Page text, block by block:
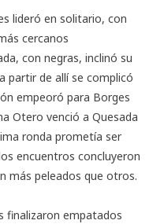
lideró en solitario, con
cercanos
con negras, inclinó su
partir de allí se complicó
empeoró para Borges
Otero venció a Quesada
ronda prometía ser
encuentros concluyeron
más peleados que otros.
finalizaron empatados